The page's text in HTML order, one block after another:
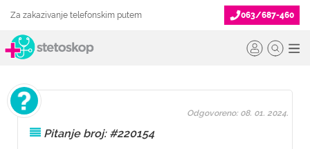
Za zakazivanje telefonskim putem 063/687-460
Pitanje broj: #220154
Odgovoreno: 08. 01. 2024.